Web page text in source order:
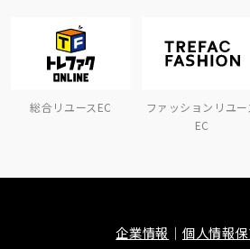
総合リユースEC
ファッションリユー
EC
企業情報 個人情報